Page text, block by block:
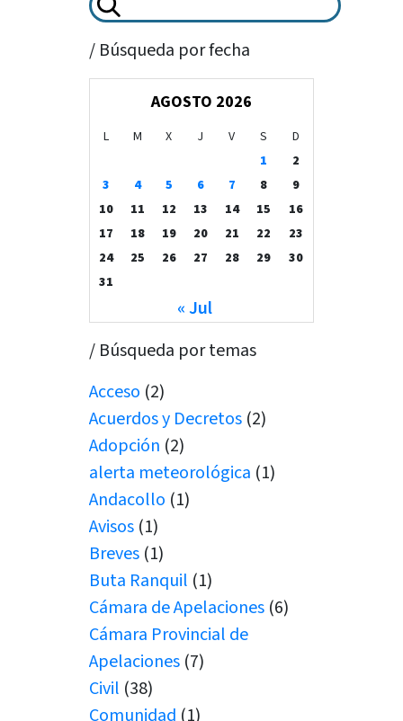
/ Búsqueda por fecha
AGOSTO 2026
L M X J V S
D
1
2
3
4 5 6 7 8
9
10
11 12 13 14 15
16
17
18 19 20 21 22
23
24
25 26 27 28 29
30
31
« Jul
/ Búsqueda por temas
Acceso (2)
Acuerdos y Decretos (2)
Adopción (2)
alerta meteorológica (1)
Andacollo (1)
Avisos (1)
Breves (1)
Buta Ranquil (1)
Cámara de Apelaciones (6)
Cámara Provincial de
Apelaciones (7)
Civil (38)
Comunidad (1)